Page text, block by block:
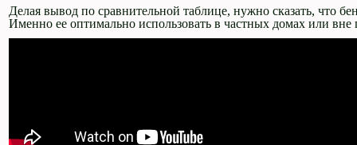
Делая вывод по сравнительной таблице, нужно сказать, что
Именно ее оптимально использовать в частных домах или